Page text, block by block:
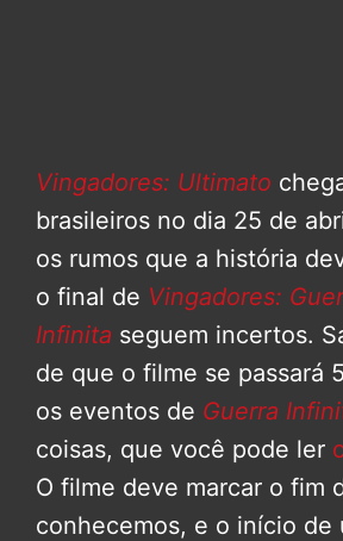
Vingadores: Ultimato
brasileiros no dia 25 de
os rumos que a história
o final de Vingadores:
Infinita seguem incertos.
de que o filme se passará
os eventos de Guerra
coisas, que você pode ler
O filme deve marcar o fim
conhecemos, e o início de